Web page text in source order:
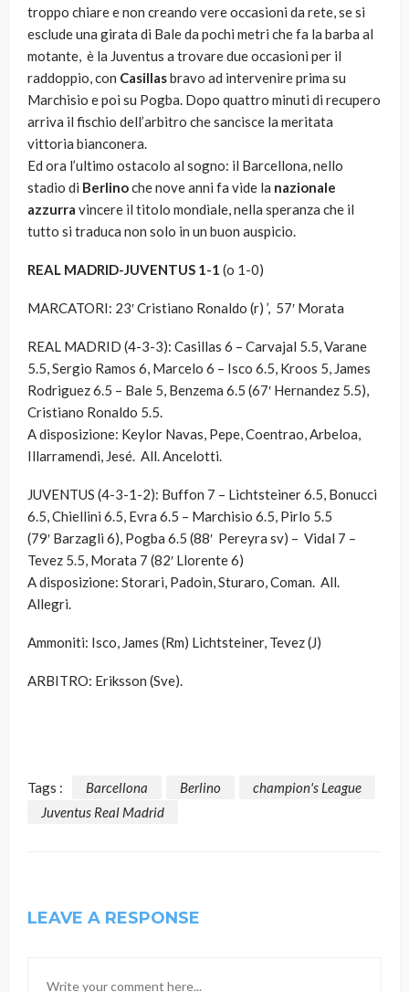
troppo chiare e non creando vere occasioni da rete, se si
esclude una girata di Bale da pochi metri che fa la barba al
motante, è la Juventus a trovare due occasioni per il
raddoppio, con Casillasbravo ad intervenire prima su
Marchisio e poi su Pogba. Dopo quattro minuti di recupero
arriva il fischio dell’arbitro che sancisce la meritata
vittoria bianconera.
Ed ora l’ultimo ostacolo al sogno: il Barcellona, nello
stadio di Berlinoche nove anni fa vide la nazionale
azzurra vincere il titolo mondiale, nella speranza che il
tutto si traduca non solo in un buon auspicio.
REAL MADRID-JUVENTUS 1-1 (o 1-0)
MARCATORI: 23′ Cristiano Ronaldo (r) ’, 57′ Morata
REAL MADRID (4-3-3): Casillas 6 – Carvajal 5.5, Varane
5.5, Sergio Ramos 6, Marcelo 6 – Isco 6.5, Kroos 5, James
Rodriguez 6.5 – Bale 5, Benzema 6.5 (67′ Hernandez 5.5),
Cristiano Ronaldo 5.5.
A disposizione: Keylor Navas, Pepe, Coentrao, Arbeloa,
Illarramendi, Jesé. All. Ancelotti.
JUVENTUS (4-3-1-2): Buffon 7 – Lichtsteiner 6.5, Bonucci
6.5, Chiellini 6.5, Evra 6.5 – Marchisio 6.5, Pirlo 5.5
(79′ Barzagli 6), Pogba 6.5 (88′ Pereyra sv) – Vidal 7 –
Tevez 5.5, Morata 7 (82′ Llorente 6)
A disposizione: Storari, Padoin, Sturaro, Coman. All.
Allegri.
Ammoniti: Isco, James (Rm) Lichtsteiner, Tevez (J)
ARBITRO: Eriksson (Sve).
Tags : Barcellona Berlino
champion's League
Juventus Real Madrid
LEAVE A RESPONSE